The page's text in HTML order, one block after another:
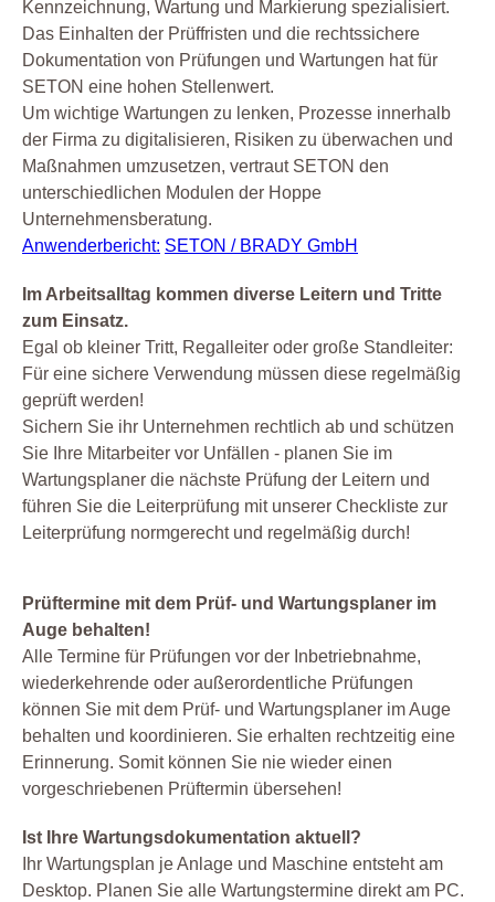
Kennzeichnung, Wartung und Markierung spezialisiert.
Das Einhalten der Prüffristen und die rechtssichere
Dokumentation von Prüfungen und Wartungen hat für
SETON eine hohen Stellenwert.
Um wichtige Wartungen zu lenken, Prozesse innerhalb
der Firma zu digitalisieren, Risiken zu überwachen und
Maßnahmen umzusetzen, vertraut SETON den
unterschiedlichen Modulen der Hoppe
Unternehmensberatung.
Anwenderbericht: SETON / BRADY GmbH
Im Arbeitsalltag kommen diverse Leitern und Tritte
zum Einsatz.
Egal ob kleiner Tritt, Regalleiter oder große Standleiter:
Für eine sichere Verwendung müssen diese regelmäßig
geprüft werden!
Sichern Sie ihr Unternehmen rechtlich ab und schützen
Sie Ihre Mitarbeiter vor Unfällen - planen Sie im
Wartungsplaner die nächste Prüfung der Leitern und
führen Sie die Leiterprüfung mit unserer Checkliste zur
Leiterprüfung normgerecht und regelmäßig durch!
Prüftermine mit dem Prüf- und Wartungsplaner im
Auge behalten!
Alle Termine für Prüfungen vor der Inbetriebnahme,
wiederkehrende oder außerordentliche Prüfungen
können Sie mit dem Prüf- und Wartungsplaner im Auge
behalten und koordinieren. Sie erhalten rechtzeitig eine
Erinnerung. Somit können Sie nie wieder einen
vorgeschriebenen Prüftermin übersehen!
Ist Ihre Wartungsdokumentation aktuell?
Ihr Wartungsplan je Anlage und Maschine entsteht am
Desktop. Planen Sie alle Wartungstermine direkt am PC.